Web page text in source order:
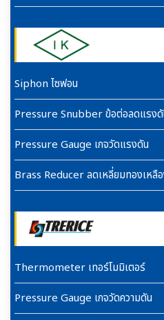
Siphon ไซฟอน
Pressure Snubber ข้อต่อลดแรง
Pressure Gauge เกจวัดแรงดัน
Brass Reducer ลดเหลี่ยมทองเหลื
Thermometer เทอร์โมมิเตอร์
Pressure Gauge เกจวัดความดัน